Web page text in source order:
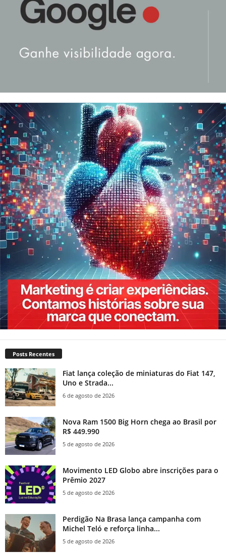
Posts Recentes
Fiat lança coleção de miniaturas do Fiat 147,
Uno e Strada...
6 de agosto de 2026
Nova Ram 1500 Big Horn chega ao Brasil por
R$ 449.990
5 de agosto de 2026
Movimento LED Globo abre inscrições para o
Prêmio 2027
5 de agosto de 2026
Perdigão Na Brasa lança campanha com
Michel Teló e reforça linha...
5 de agosto de 2026